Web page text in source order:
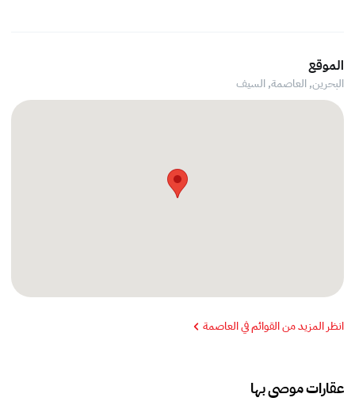
الموقع
البحرين, العاصمة,السيف
انظر المزيد من القوائم في العاصمة
عقارات موصى بها